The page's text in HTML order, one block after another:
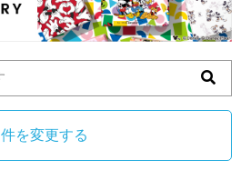
を変更する